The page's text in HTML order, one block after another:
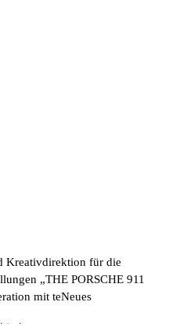
Kreativdirektion für die
„THE PORSCHE 911
mit teNeues